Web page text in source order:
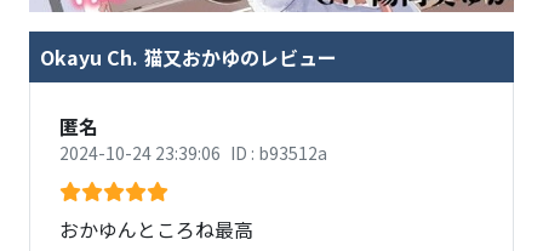
Okayu Ch. 猫又おかゆのレビュー
匿名
2024-10-24 23:39:06 ID : b93512a
おかゆんところね最高